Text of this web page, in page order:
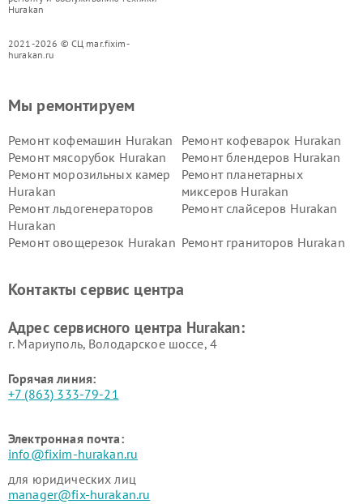
Hurakan
2021-2026 © СЦ mar.fixim-
hurakan.ru
Мы ремонтируем
Ремонт кофемашин Hurakan
Ремонт кофеварок Hurakan
Ремонт мясорубок Hurakan
Ремонт блендеров Hurakan
Ремонт морозильных камер
Hurakan
Ремонт планетарных
миксеров Hurakan
Ремонт льдогенераторов
Hurakan
Ремонт слайсеров Hurakan
Ремонт овощерезок Hurakan Ремонт граниторов Hurakan
Hurakan
Контакты сервис центра
Адрес сервисного центра Hurakan:
г. Мариуполь, Володарское шоссе, 4
Горячая линия:
+7 (863) 333-79-21
Электронная почта:
info@fixim-hurakan.ru
для юридических лиц
manager@fix-hurakan.ru